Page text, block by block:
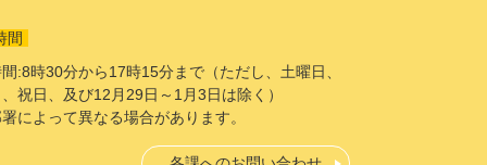
間
:8時30分から17時15分まで（ただし、土曜日、
祝日、及び12月29日～1月3日は除く）
によって異なる場合があります。